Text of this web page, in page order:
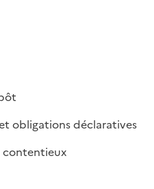
obligations déclaratives
contentieux